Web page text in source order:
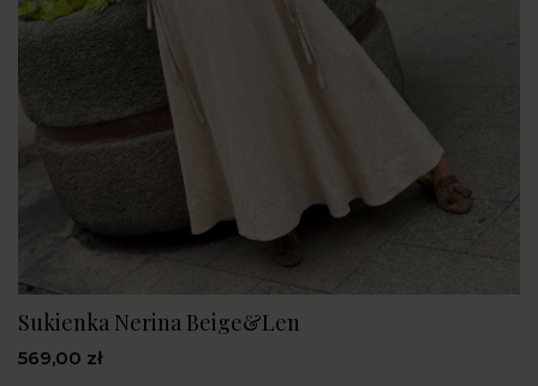
Sukienka Nerina Beige&Len
569,00 zł